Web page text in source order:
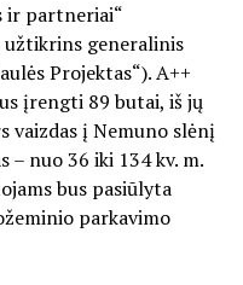
ir partneriai“
generalinis
Projektas“). A++
įrengti 89 butai, iš jų
vaizdas į Nemuno slėnį
nuo 36 iki 134 kv. m.
bus pasiūlyta
parkavimo